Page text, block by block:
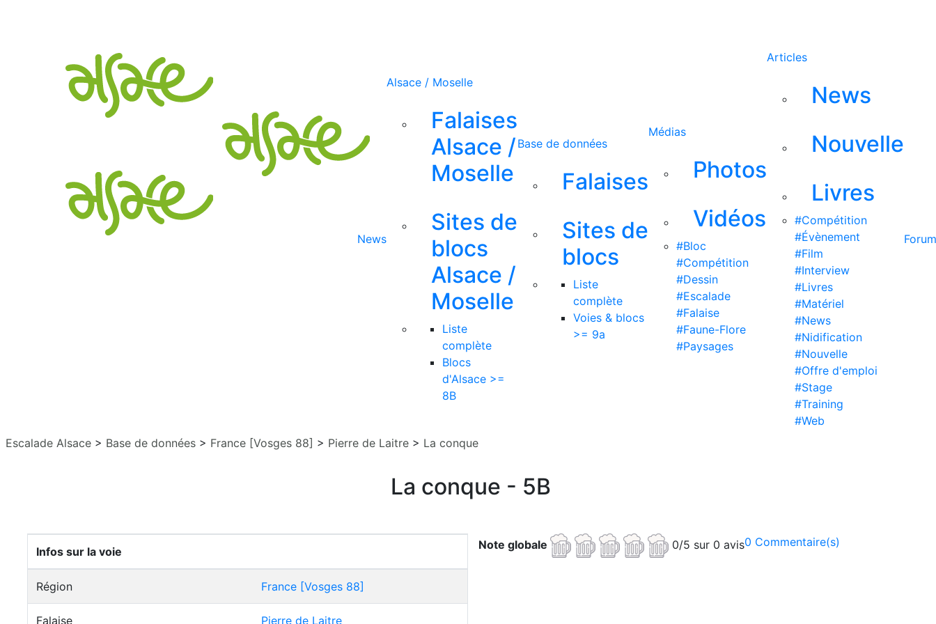
News
Alsace / Moselle
Falaises
Alsace /
Moselle
Sites de
blocs
Alsace /
Moselle
Liste
complète
Blocs
d'Alsace >=
8B
Base de données
Falaises
Sites de
blocs
Liste
complète
Voies & blocs
>= 9a
Médias
Photos
Vidéos
#Bloc
#Compétition
#Dessin
#Escalade
#Falaise
#Faune-Flore
#Paysages
Articles
News
Nouvelle
Livres
#Compétition
#Évènement
#Film
#Interview
#Livres
#Matériel
#News
#Nidification
#Nouvelle
#Offre d'emploi
#Stage
#Training
#Web
Forum
Escalade Alsace > Base de données > France [Vosges 88] > Pierre de Laitre > La conque
La conque - 5B
Infos sur la voie
Région France [Vosges 88]
Falaise Pierre de Laitre
0 Commentaire(s)
Note globale 0/5 sur 0 avis